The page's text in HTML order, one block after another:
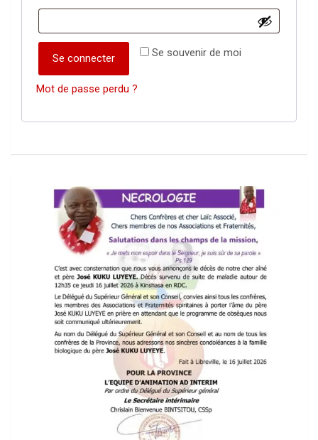
Se souvenir de moi
Se connecter
Mot de passe perdu ?